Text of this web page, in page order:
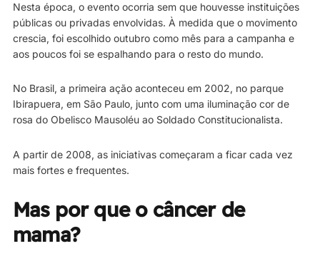
Nesta época, o evento ocorria sem que houvesse instituições
públicas ou privadas envolvidas. À medida que o movimento
crescia, foi escolhido outubro como mês para a campanha e
aos poucos foi se espalhando para o resto do mundo.
No Brasil, a primeira ação aconteceu em 2002, no parque
Ibirapuera, em São Paulo, junto com uma iluminação cor de
rosa do Obelisco Mausoléu ao Soldado Constitucionalista.
A partir de 2008, as iniciativas começaram a ficar cada vez
mais fortes e frequentes.
Mas por que o câncer de
mama?